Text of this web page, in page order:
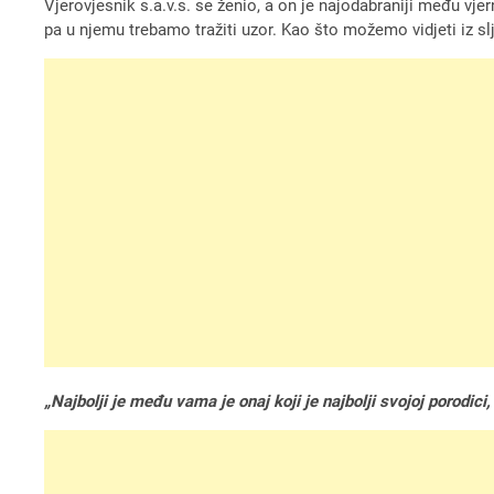
Vjerovjesnik s.a.v.s. se ženio, a on je najodabraniji među
pa u njemu trebamo tražiti uzor. Kao što možemo vidjeti iz
„Najbolji je među vama je onaj koji je najbolji svojoj